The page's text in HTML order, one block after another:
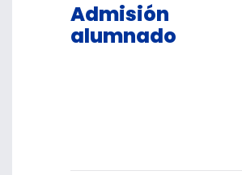
Admisión
alumnado